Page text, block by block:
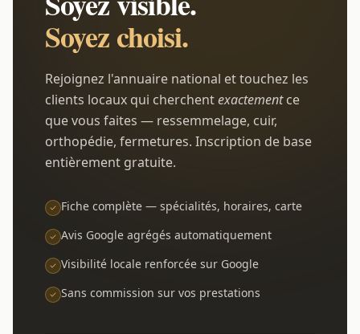
Soyez choisi.
Rejoignez l'annuaire national et touchez les
clients locaux qui cherchentexactementce
que vous faites — ressemmelage, cuir,
orthopédie, fermetures. Inscription de base
entièrement gratuite.
Fiche complète — spécialités, horaires, carte
Avis Google agrégés automatiquement
Visibilité locale renforcée sur Google
Sans commission sur vos prestations